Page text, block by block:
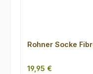
Rohner Socke
Regulärer Preis:
19,95 €